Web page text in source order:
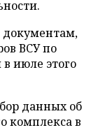
документам,
ВСУ по
июле этого
данных об
комплекса в